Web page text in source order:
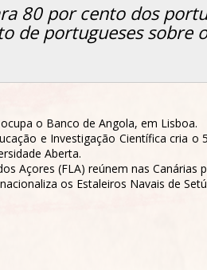
80 por cento dos
de portugueses sobre
o Banco de Angola, em Lisboa.
e Investigação Científica cria
Aberta.
Açores (FLA) reúnem nas
os Estaleiros Navais de